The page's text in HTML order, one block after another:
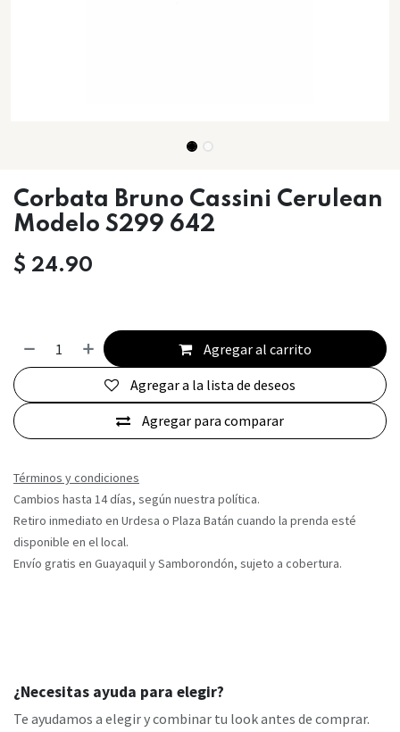
Corbata Bruno Cassini Cerulean
Modelo S299 642
$ 24.90
Agregar al carrito
Agregar para comparar
Agregar a la lista de deseos
Términos y condiciones
Cambios hasta 14 días, según nuestra política.
Retiro inmediato en Urdesa o Plaza Batán cuando la prenda esté
disponible en el local.
Envío gratis en Guayaquil y Samborondón, sujeto a cobertura.
¿Necesitas ayuda para elegir?
Te ayudamos a elegir y combinar tu look antes de comprar.